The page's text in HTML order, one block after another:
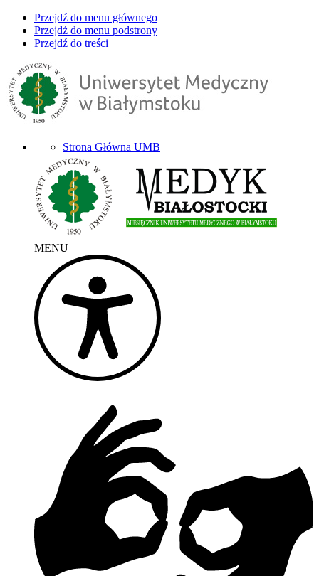
Przejdź do menu głównego
Przejdź do menu podstrony
Przejdź do treści
Strona Główna UMB
MENU